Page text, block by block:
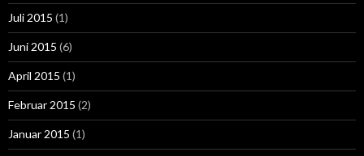
Juli 2015 (1)
Juni 2015 (6)
April 2015 (1)
Februar 2015 (2)
Januar 2015 (1)